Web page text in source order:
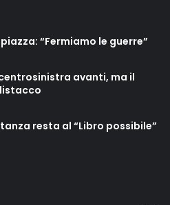
“Fermiamo le guerre”
avanti, ma il
resta al “Libro possibile”